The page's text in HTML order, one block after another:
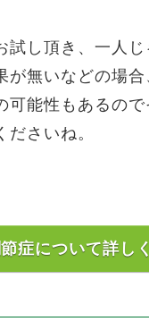
試し頂き、一人じ
が無いなどの場
可能性もあるの
ださいね。
症について詳し